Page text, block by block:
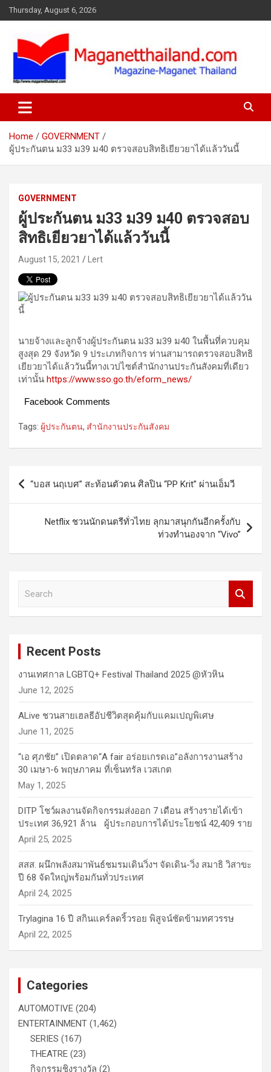
Skip
to
Thursday, August 6, 2026
Home
GOVERNMENT
ผู้ประกันตน ม33 ม39 ม40 ตรวจสอบสิทธิเยียวยาได้แล้ววันนี้
GOVERNMENT
ผู้ประกันตน ม33 ม39 ม40 ตรวจสอบ
สิทธิเยียวยาได้แล้ววันนี้
August 15, 2021 Lert
นายจ้างและลูกจ้างผู้ประกันตน ม33 ม39 ม40 ในพื้นที่ควบคุม
สูงสุด 29 จังหวัด 9 ประเภทกิจการ ท่านสามารถตรวจสอบสิทธิ
เยียวยาได้แล้ววันนี้ทางเวปไซต์สำนักงานประกันสังคมที่เดียว
เท่านั้น https://www.sso.go.th/eform_news/
Facebook Comments
Tags: ผู้ประกันตน, สำนักงานประกันสังคม
Post
navigation
“บอส นฤเบศ” สะท้อนตัวตน ศิลปิน “PP Krit” ผ่านเอ็มวี
Netflix ชวนนักดนตรีทั่วไทย ลุกมาสนุกกันอีกครั้งกับ
ท่วงทำนองจาก “Vivo”
Recent Posts
งานเทศกาล LGBTQ+ Festival Thailand 2025 @หัวหิน
June 12, 2025
ALive ชวนสายเฮลธีอัปชีวิตสุดคุ้มกับแคมเปญพิเศษ
June 11, 2025
“เอ ศุภชัย” เปิดตลาด“A fair อร่อยเกรดเอ”อลังการงานสร้าง
30 เมษา-6 พฤษภาคม ที่เซ็นทรัล เวสเกต
May 1, 2025
DITP โชว์ผลงานจัดกิจกรรมส่งออก 7 เดือน สร้างรายได้เข้า
ประเทศ 36,921 ล้าน ผู้ประกอบการได้ประโยชน์ 42,409 ราย
April 25, 2025
สสส. ผนึกพลังสมาพันธ์ชมรมเดินวิ่งฯ จัดเดิน-วิ่ง สมาธิ วิสาขะ
ปี 68 จัดใหญ่พร้อมกันทั่วประเทศ
April 24, 2025
Trylagina 16 ปี สกินแคร์ลดริ้วรอย พิสูจน์ชัดข้ามทศวรรษ
April 22, 2025
Categories
AUTOMOTIVE (204)
ENTERTAINMENT (1,462)
SERIES (167)
THEATRE (23)
กิจกรรมชิงรางวัล (2)